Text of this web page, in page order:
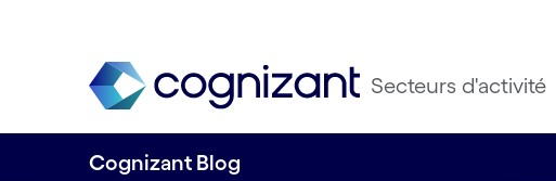
Secteurs d'activité
Cognizant Blog